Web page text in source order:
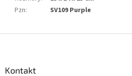
Pzn: SV109 Purple
Kontakt